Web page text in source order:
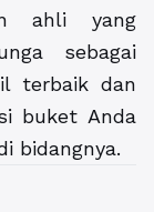
ahli yang
sebagai
terbaik dan
buket Anda
bidangnya.